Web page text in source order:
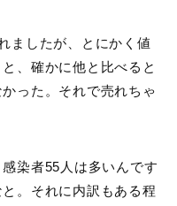
ましたが、とにかく値
、確かに他と比べると
った。それで売れちゃ
染者55人は多いんです
。それに内訳もある程